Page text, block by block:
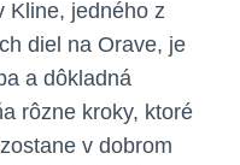
Kline, jedného z
diel na Orave, je
a dôkladná
rôzne kroky, ktoré
v dobrom